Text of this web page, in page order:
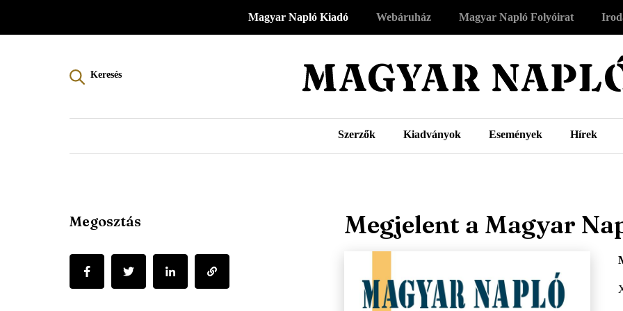
Keresés
Magyar
Napló
Magyar Napló Kiadó
Szerzők Kiadványok Események Hírek
Webáruház Magyar Napló Folyóirat
Megosztás Megjelent a Magyar